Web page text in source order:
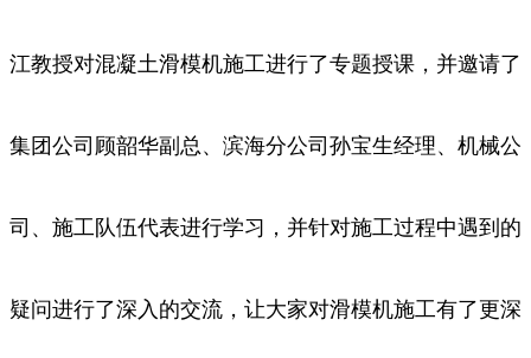
江教授对混凝土滑模机施工进行了专题授课，并邀请了
集团公司顾韶华副总、滨海分公司孙宝生经理、机械公
司、施工队伍代表进行学习，并针对施工过程中遇到的
疑问进行了深入的交流，让大家对滑模机施工有了更深